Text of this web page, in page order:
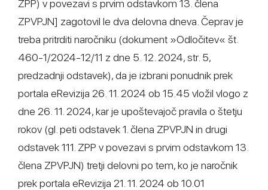
ZPP) v povezavi s prvim odstavkom 13. člena
ZPVPJN] zagotovil le dva delovna dneva. Čeprav je
treba pritrditi naročniku (dokument »Odločitev« št.
460-1/2024-12/11 z dne 5. 12. 2024, str. 5,
predzadnji odstavek), da je izbrani ponudnik prek
portala eRevizija 26. 11. 2024 ob 15.45 vložil vlogo z
dne 26. 11. 2024, kar je upoštevajoč pravila o štetju
rokov (gl. peti odstavek 1. člena ZPVPJN in drugi
odstavek 111. ZPP v povezavi s prvim odstavkom 13.
člena ZPVPJN) tretji delovni po tem, ko je naročnik
prek portala eRevizija 21. 11. 2024 ob 10.01